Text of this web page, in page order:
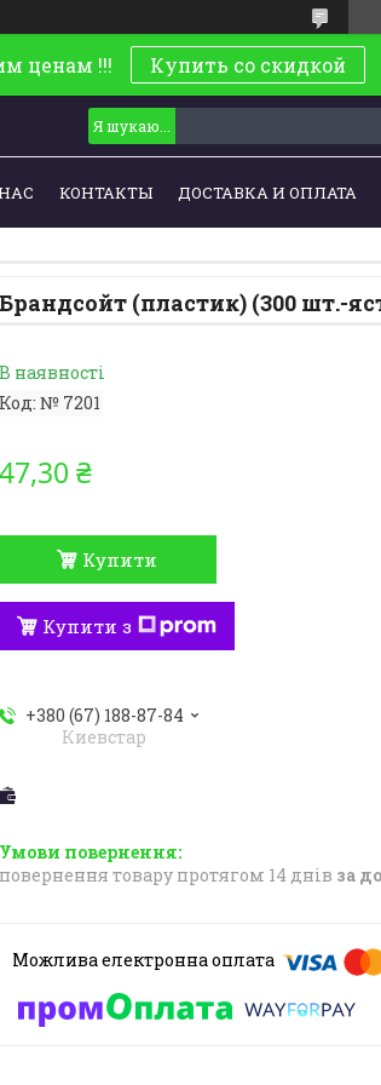
ценам !!! Купить со скидкой
КОНТАКТЫ ДОСТАВКА И ОПЛАТА
Брандсойт (пластик) (300 шт.-
В наявності
Код: № 7201
47,30 ₴
Купити
Купити з
+380 (67) 188-87-84
Киевстар
повернення товару протягом 14 днів за